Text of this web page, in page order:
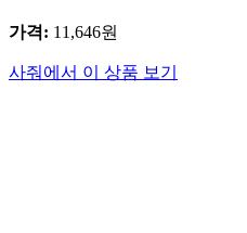
가격: 11,646원
사줘에서 이 상품 보기